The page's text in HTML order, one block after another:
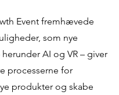
Event fremhævede
som nye
AI og VR – giver
processerne for
produkter og skabe